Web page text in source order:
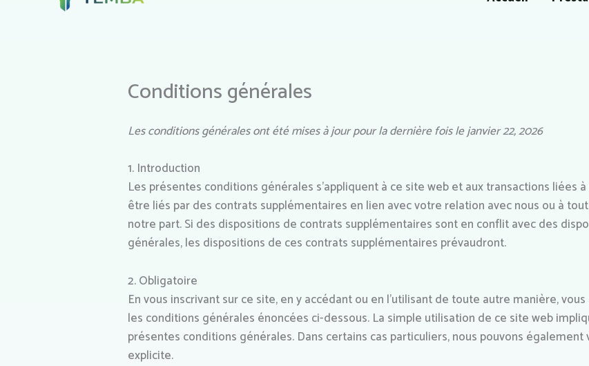
Conditions générales
Les conditions générales ont été mises à jour pour la dernière fois le janvier 22, 2026
1. Introduction
Les présentes conditions générales s’appliquent à ce site web et aux transactions liées
être liés par des contrats supplémentaires en lien avec votre relation avec nous ou à
notre part. Si des dispositions de contrats supplémentaires sont en conflit avec des
générales, les dispositions de ces contrats supplémentaires prévaudront.
2. Obligatoire
En vous inscrivant sur ce site, en y accédant ou en l’utilisant de toute autre manière,
les conditions générales énoncées ci-dessous. La simple utilisation de ce site web
présentes conditions générales. Dans certains cas particuliers, nous pouvons
explicite.